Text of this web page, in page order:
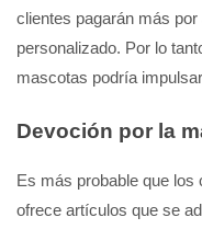
clientes pagarán más
personalizado. Por lo
mascotas podría
Devoción por la
Es más probable que los
ofrece artículos que se